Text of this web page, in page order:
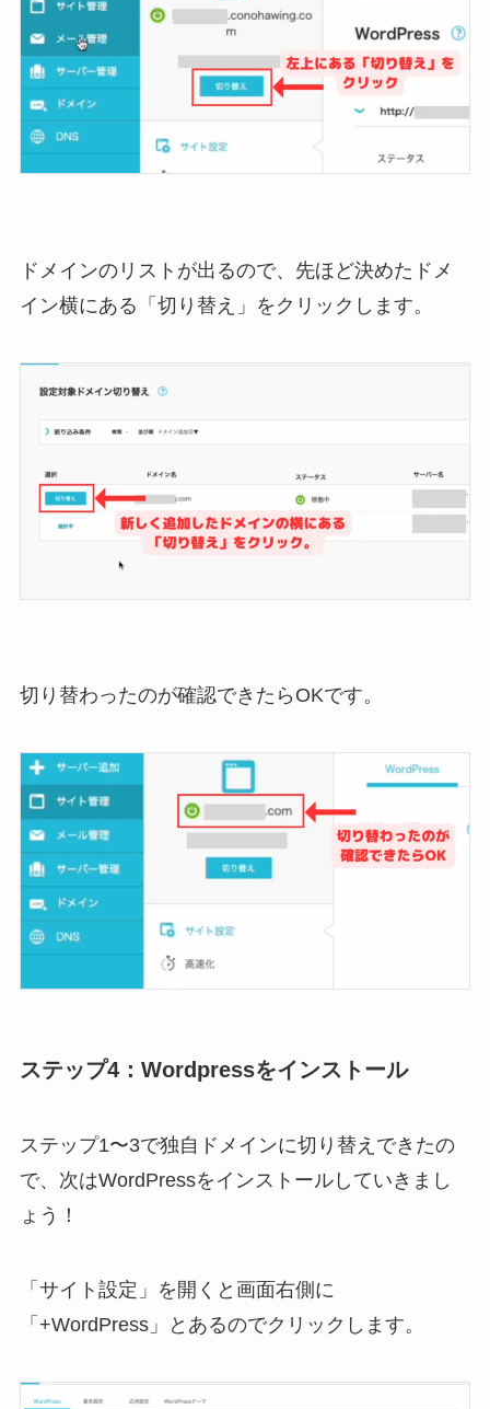
ドメインのリストが出るので、先ほど決めたドメ
イン横にある「切り替え」をクリックします。
切り替わったのが確認できたらOKです。
ステップ4：Wordpressをインストール
ステップ1〜3で独自ドメインに切り替えできたの
で、次はWordPressをインストールしていきまし
ょう！
「サイト設定」を開くと画面右側に
「+WordPress」とあるのでクリックします。